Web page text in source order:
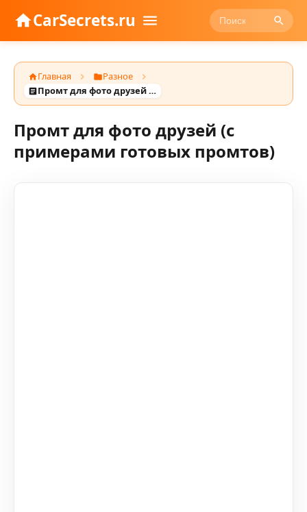
CarSecrets.ru
Главная
Разное
Промт для фото друзей (с примерами готовых промтов)
Промт для фото друзей (с
примерами готовых промтов)